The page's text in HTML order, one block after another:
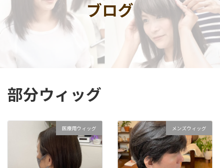
ッ
プ
移
動
ブログ
部分ウィッグ
医療用ウィッグ メンズウィッグ